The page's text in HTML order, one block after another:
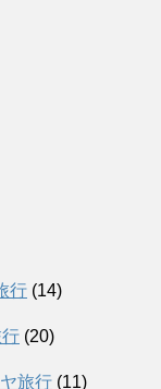
行 (14)
(20)
旅行 (11)